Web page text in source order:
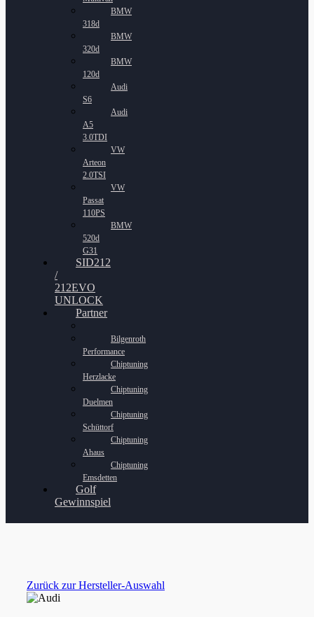
BMW
318d
BMW
320d
BMW
120d
Audi
S6
Audi
A5
3.0TDI
VW
Arteon
2.0TSI
VW
Passat
110PS
BMW
520d
G31
SID212
/
212EVO
UNLOCK
Partner
Bilgenroth
Performance
Chiptuning
Herzlacke
Chiptuning
Duelmen
Chiptuning
Schüttorf
Chiptuning
Ahaus
Chiptuning
Emsdetten
Golf
Gewinnspiel
Zurück zur Hersteller-Auswahl